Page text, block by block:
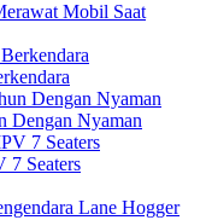
Mobil Saat
Dengan Nyaman
7 Seaters
Lane Hogger